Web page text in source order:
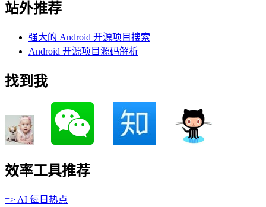
站外推荐
强大的 Android 开源项目搜索
Android 开源项目源码解析
找到我
效率工具推荐
=> AI 每日热点